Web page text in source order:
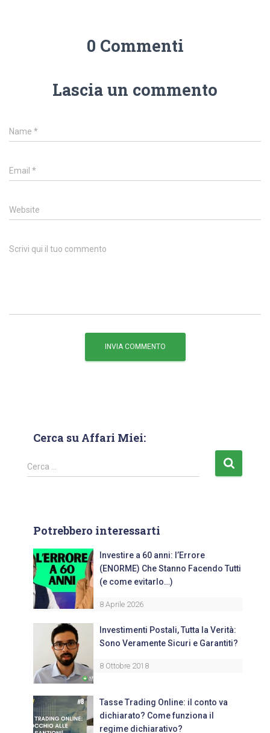
0 Commenti
Lascia un commento
Name *
Email *
Website
Scrivi qui il tuo commento
Cerca su Affari Miei:
Cerca …
Potrebbero interessarti
Investire a 60 anni: l’Errore
(ENORME) Che Stanno Facendo Tutti
(e come evitarlo…)
8 Aprile 2026
Investimenti Postali, Tutta la Verità:
Sono Veramente Sicuri e Garantiti?
8 Ottobre 2018
Tasse Trading Online: il conto va
dichiarato? Come funziona il
regime dichiarativo?